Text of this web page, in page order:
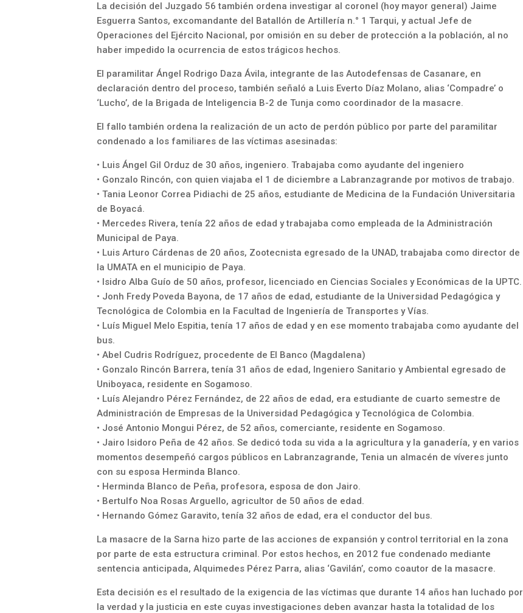
La decisión del Juzgado 56 también ordena investigar al coronel (hoy mayor general) Jaime
Esguerra Santos, excomandante del Batallón de Artillería n.° 1 Tarqui, y actual Jefe de
Operaciones del Ejército Nacional, por omisión en su deber de protección a la población, al no
haber impedido la ocurrencia de estos trágicos hechos.
El paramilitar Ángel Rodrigo Daza Ávila, integrante de las Autodefensas de Casanare, en
declaración dentro del proceso, también señaló a Luis Everto Díaz Molano, alias ‘Compadre’ o
‘Lucho’, de la Brigada de Inteligencia B-2 de Tunja como coordinador de la masacre.
El fallo también ordena la realización de un acto de perdón público por parte del paramilitar
condenado a los familiares de las víctimas asesinadas:
• Luis Ángel Gil Orduz de 30 años, ingeniero. Trabajaba como ayudante del ingeniero
• Gonzalo Rincón, con quien viajaba el 1 de diciembre a Labranzagrande por motivos de trabajo.
• Tania Leonor Correa Pidiachi de 25 años, estudiante de Medicina de la Fundación Universitaria
de Boyacá.
• Mercedes Rivera, tenía 22 años de edad y trabajaba como empleada de la Administración
Municipal de Paya.
• Luis Arturo Cárdenas de 20 años, Zootecnista egresado de la UNAD, trabajaba como director de
la UMATA en el municipio de Paya.
• Isidro Alba Guío de 50 años, profesor, licenciado en Ciencias Sociales y Económicas de la UPTC.
• Jonh Fredy Poveda Bayona, de 17 años de edad, estudiante de la Universidad Pedagógica y
Tecnológica de Colombia en la Facultad de Ingeniería de Transportes y Vías.
• Luís Miguel Melo Espitia, tenía 17 años de edad y en ese momento trabajaba como ayudante del
bus.
• Abel Cudris Rodríguez, procedente de El Banco (Magdalena)
• Gonzalo Rincón Barrera, tenía 31 años de edad, Ingeniero Sanitario y Ambiental egresado de
Uniboyaca, residente en Sogamoso.
• Luís Alejandro Pérez Fernández, de 22 años de edad, era estudiante de cuarto semestre de
Administración de Empresas de la Universidad Pedagógica y Tecnológica de Colombia.
• José Antonio Mongui Pérez, de 52 años, comerciante, residente en Sogamoso.
• Jairo Isidoro Peña de 42 años. Se dedicó toda su vida a la agricultura y la ganadería, y en varios
momentos desempeñó cargos públicos en Labranzagrande, Tenia un almacén de víveres junto
con su esposa Herminda Blanco.
• Herminda Blanco de Peña, profesora, esposa de don Jairo.
• Bertulfo Noa Rosas Arguello, agricultor de 50 años de edad.
• Hernando Gómez Garavito, tenía 32 años de edad, era el conductor del bus.
La masacre de la Sarna hizo parte de las acciones de expansión y control territorial en la zona
por parte de esta estructura criminal. Por estos hechos, en 2012 fue condenado mediante
sentencia anticipada, Alquimedes Pérez Parra, alias ‘Gavilán’, como coautor de la masacre.
Esta decisión es el resultado de la exigencia de las víctimas que durante 14 años han luchado por
la verdad y la justicia en este cuyas investigaciones deben avanzar hasta la totalidad de los